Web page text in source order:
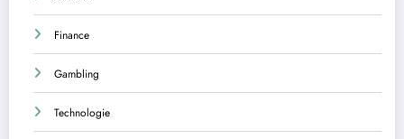
Finance
Gambling
Technologie